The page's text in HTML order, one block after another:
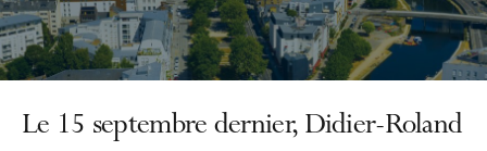
Le 15 septembre dernier, Didier-Roland